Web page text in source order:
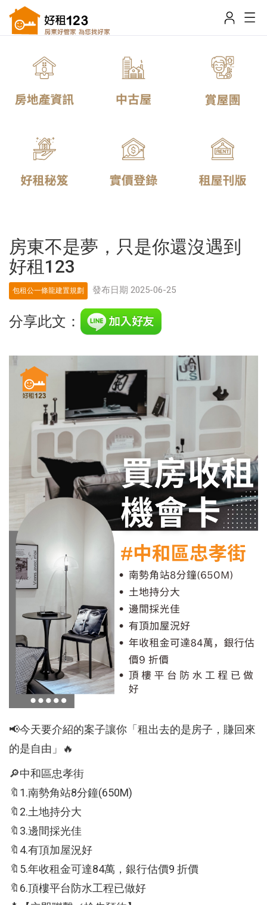
房東不是夢，只是你還沒遇到
好租123
包租公一條龍建置規劃 發布日期 2025-06-25
分享此文：
📢今天要介紹的案子讓你「租出去的是房子，賺回來
的是自由」🔥
🔎中和區忠孝街
🔖1.南勢角站8分鐘(650M)
🔖2.土地持分大
🔖3.邊間採光佳
🔖4.有頂加屋況好
🔖5.年收租金可達84萬，銀行估價9 折價
🔖6.頂樓平台防水工程已做好